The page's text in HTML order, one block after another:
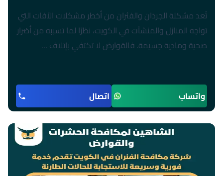
تُعد مشكلة الجرذان والفئران من أخطر مشكلات الآفات التي
تواجه المنازل والمنشآت في الكويت، نظرًا لما تسببه من أضرار
صحية ومادية جسيمة. فالقوارض لا تكتفي بإتلاف …
واتساب اتصال